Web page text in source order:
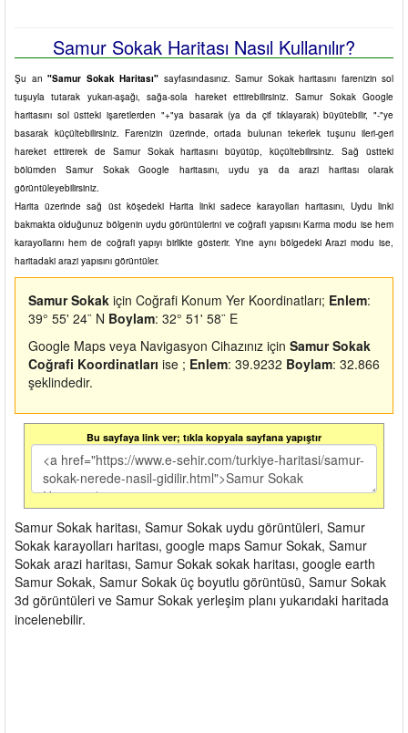
Samur Sokak Haritası Nasıl Kullanılır?
Şu an "Samur Sokak Haritası" sayfasındasınız. Samur Sokak haritasını farenizin sol
tuşuyla tutarak yukarı-aşağı, sağa-sola hareket ettirebilirsiniz. Samur Sokak Google
haritasını sol üstteki işaretlerden "+"ya basarak (ya da çif tıklayarak) büyütebilir, "-"ye
basarak küçültebilirsiniz. Farenizin üzerinde, ortada bulunan tekerlek tuşunu ileri-geri
hareket ettirerek de Samur Sokak haritasını büyütüp, küçültebilirsiniz. Sağ üstteki
bölümden Samur Sokak Google haritasını, uydu ya da arazi haritası olarak
görüntüleyebilirsiniz.
Harita üzerinde sağ üst köşedeki Harita linki sadece karayolları haritasını, Uydu linki
bakmakta olduğunuz bölgenin uydu görüntülerini ve coğrafi yapısını Karma modu ise hem
karayollarını hem de coğrafi yapıyı birlikte gösterir. Yine aynı bölgedeki Arazi modu ise,
haritadaki arazi yapısını görüntüler.
Samur Sokak için Coğrafi Konum Yer Koordinatları; Enlem:
39° 55' 24¨ N Boylam: 32° 51' 58¨ E
Google Maps veya Navigasyon Cihazınız için Samur Sokak
Coğrafi Koordinatları ise ; Enlem: 39.9232 Boylam: 32.866
şeklindedir.
Bu sayfaya link ver; tıkla kopyala sayfana yapıştır
Samur Sokak haritası, Samur Sokak uydu görüntüleri, Samur
Sokak karayolları haritası, google maps Samur Sokak, Samur
Sokak arazi haritası, Samur Sokak sokak haritası, google earth
Samur Sokak, Samur Sokak üç boyutlu görüntüsü, Samur Sokak
3d görüntüleri ve Samur Sokak yerleşim planı yukarıdaki haritada
incelenebilir.